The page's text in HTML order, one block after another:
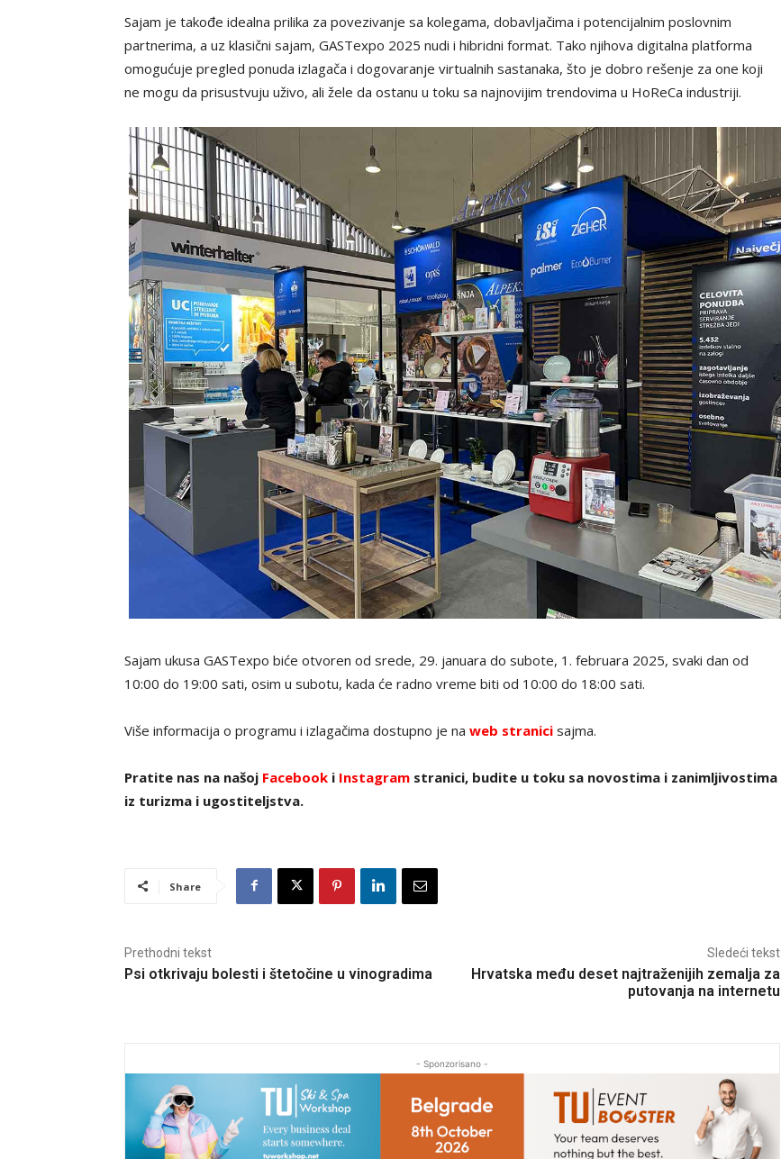
Sajam je takođe idealna prilika za povezivanje sa kolegama, dobavljačima i potencijalnim poslovnim
partnerima, a uz klasični sajam, GASTexpo 2025 nudi i hibridni format. Tako njihova digitalna platforma
omogućuje pregled ponuda izlagača i dogovaranje virtualnih sastanaka, što je dobro rešenje za one koji
ne mogu da prisustvuju uživo, ali žele da ostanu u toku sa najnovijim trendovima u HoReCa industriji.
Sajam ukusa GASTexpo biće otvoren od srede, 29. januara do subote, 1. februara 2025, svaki dan od
10:00 do 19:00 sati, osim u subotu, kada će radno vreme biti od 10:00 do 18:00 sati.
Više informacija o programu i izlagačima dostupno je na web stranici sajma.
Pratite nas na našoj Facebook i Instagram stranici, budite u toku sa novostima i zanimljivostima
iz turizma i ugostiteljstva.
Share
Prethodni tekst
Psi otkrivaju bolesti i štetočine u vinogradima
Sledeći tekst
Hrvatska među deset najtraženijih zemalja za
putovanja na internetu
- Sponzorisano -